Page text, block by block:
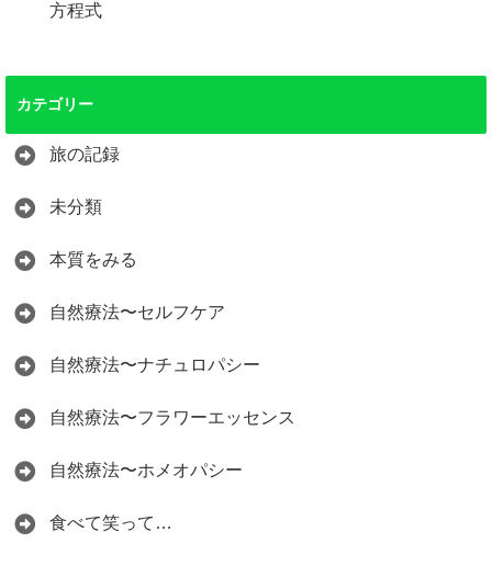
方程式
カテゴリー
旅の記録
未分類
本質をみる
自然療法〜セルフケア
自然療法〜ナチュロパシー
自然療法〜フラワーエッセンス
自然療法〜ホメオパシー
食べて笑って…